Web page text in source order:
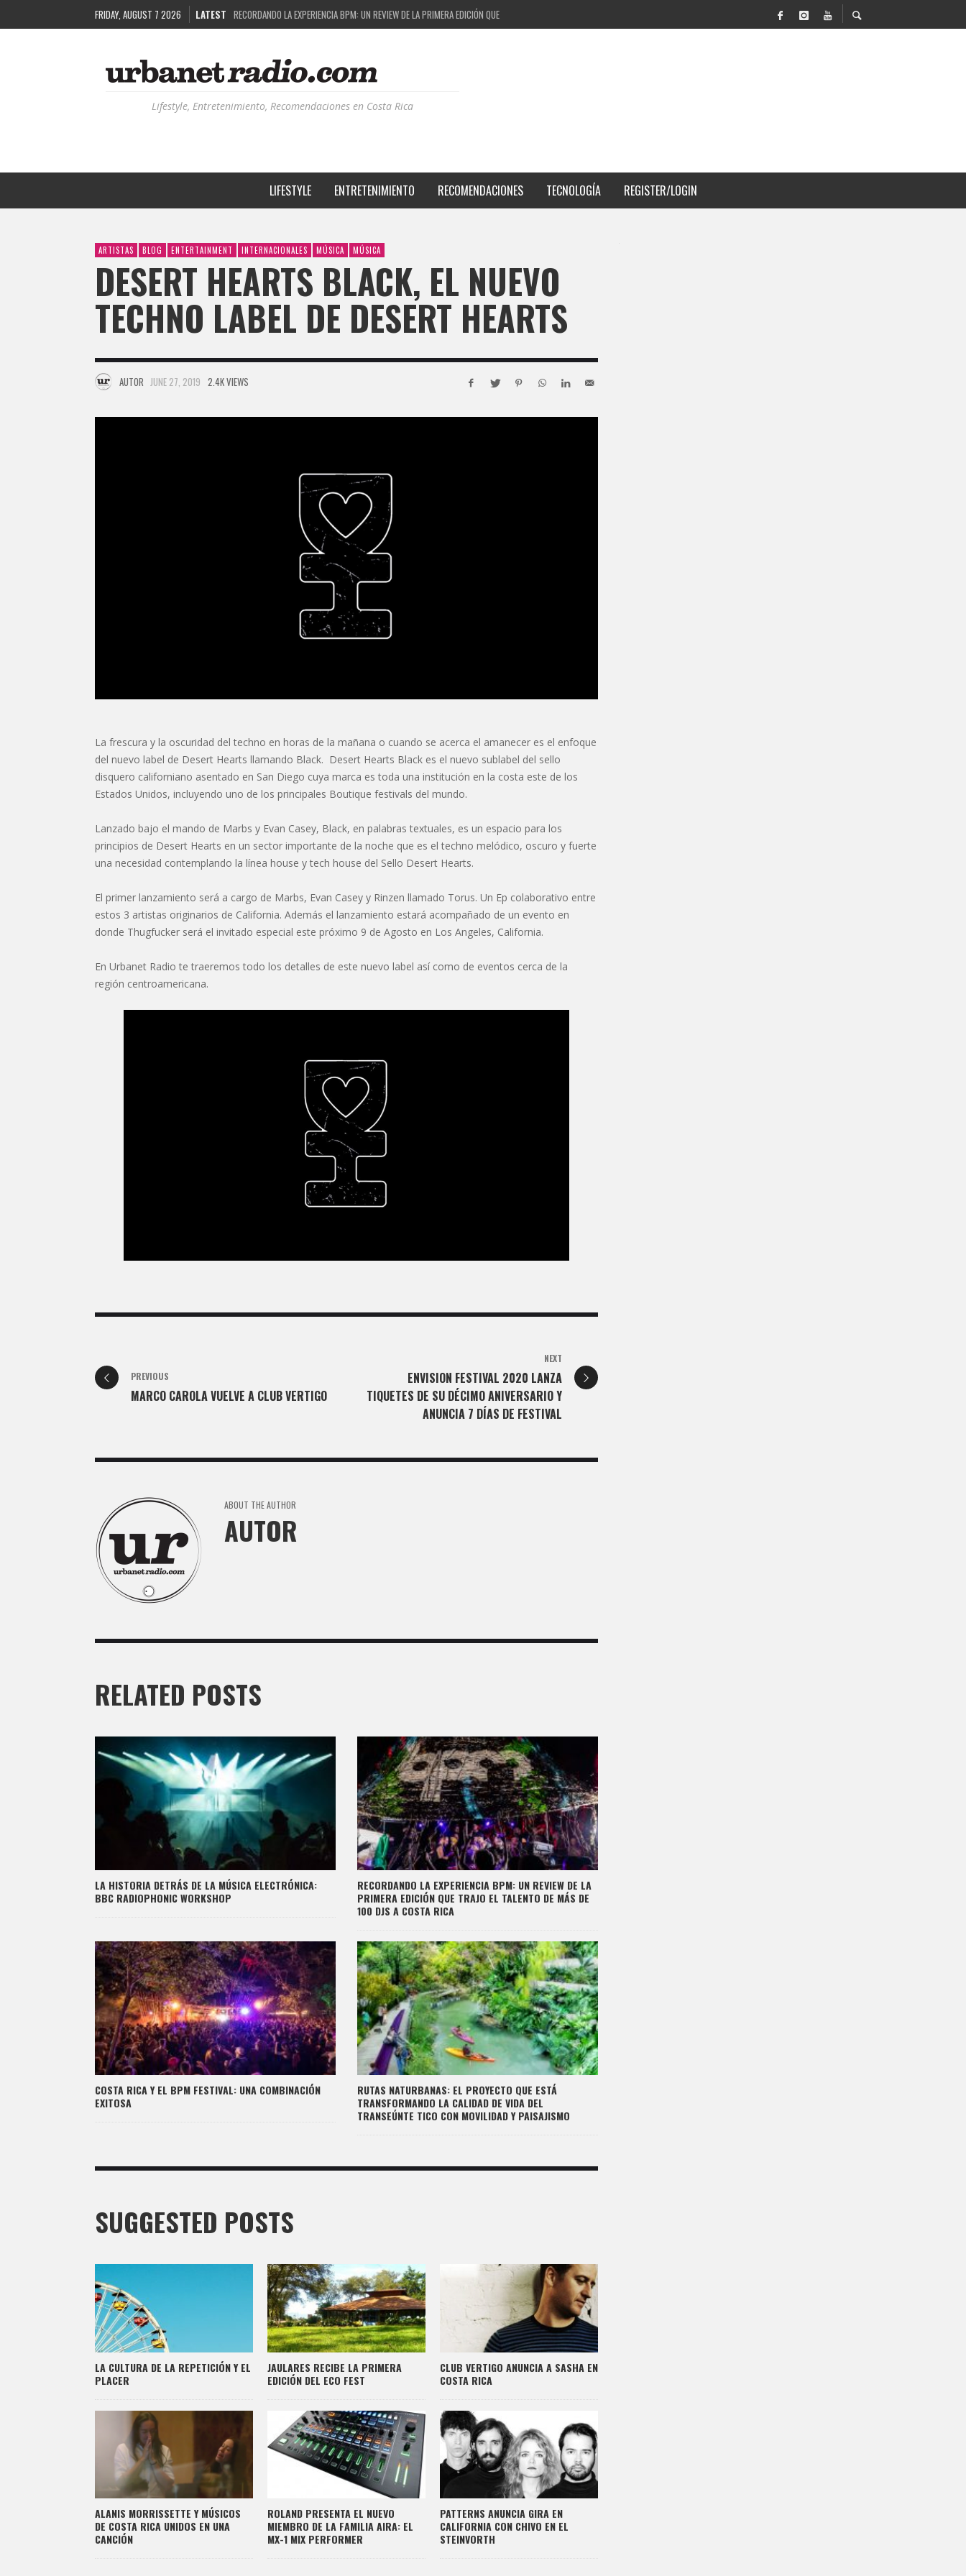
FRIDAY, AUGUST 7 2026 LATEST COSTA RICA Y EL BPM FESTIVAL: UNA COMBINACIÓN EXITOSA
RUTAS NATURBANAS: EL PROYECTO QUE ESTÁ TRANSFORMANDO LA CALIDAD DE VIDA DEL TRANSEÚNTE TICO CON MOVILIDAD Y PAISAJISMO
RECORDANDO LA EXPERIENCIA BPM: UN REVIEW DE LA PRIMERA EDICIÓN QUE TRAJO EL TALENTO DE MÁS DE 100 DJS A COSTA RICA
Lifestyle, Entretenimiento, Recomendaciones en Costa Rica
LIFESTYLE ENTRETENIMIENTO RECOMENDACIONES TECNOLOGÍA REGISTER/LOGIN
ARTISTAS BLOG ENTERTAINMENT INTERNACIONALES MÚSICA MÚSICA
DESERT HEARTS BLACK, EL NUEVO
TECHNO LABEL DE DESERT HEARTS
AUTOR JUNE 27, 2019 2.4K VIEWS
La frescura y la oscuridad del techno en horas de la mañana o cuando se acerca el amanecer es el enfoque
del nuevo label de Desert Hearts llamando Black. Desert Hearts Black es el nuevo sublabel del sello
disquero californiano asentado en San Diego cuya marca es toda una institución en la costa este de los
Estados Unidos, incluyendo uno de los principales Boutique festivals del mundo.
Lanzado bajo el mando de Marbs y Evan Casey, Black, en palabras textuales, es un espacio para los
principios de Desert Hearts en un sector importante de la noche que es el techno melódico, oscuro y fuerte
una necesidad contemplando la línea house y tech house del Sello Desert Hearts.
El primer lanzamiento será a cargo de Marbs, Evan Casey y Rinzen llamado Torus. Un Ep colaborativo entre
estos 3 artistas originarios de California. Además el lanzamiento estará acompañado de un evento en
donde Thugfucker será el invitado especial este próximo 9 de Agosto en Los Angeles, California.
En Urbanet Radio te traeremos todo los detalles de este nuevo label así como de eventos cerca de la
región centroamericana.
PREVIOUS
MARCO CAROLA VUELVE A CLUB VERTIGO
NEXT
ENVISION FESTIVAL 2020 LANZA
TIQUETES DE SU DÉCIMO ANIVERSARIO Y
ANUNCIA 7 DÍAS DE FESTIVAL
ABOUT THE AUTHOR
AUTOR
RELATED POSTS
LA HISTORIA DETRÁS DE LA MÚSICA ELECTRÓNICA:
BBC RADIOPHONIC WORKSHOP
RECORDANDO LA EXPERIENCIA BPM: UN REVIEW DE LA
PRIMERA EDICIÓN QUE TRAJO EL TALENTO DE MÁS DE
100 DJS A COSTA RICA
COSTA RICA Y EL BPM FESTIVAL: UNA COMBINACIÓN
EXITOSA
RUTAS NATURBANAS: EL PROYECTO QUE ESTÁ
TRANSFORMANDO LA CALIDAD DE VIDA DEL
TRANSEÚNTE TICO CON MOVILIDAD Y PAISAJISMO
SUGGESTED POSTS
LA CULTURA DE LA REPETICIÓN Y EL
PLACER
JAULARES RECIBE LA PRIMERA
EDICIÓN DEL ECO FEST
CLUB VERTIGO ANUNCIA A SASHA EN
COSTA RICA
ALANIS MORRISSETTE Y MÚSICOS
DE COSTA RICA UNIDOS EN UNA
CANCIÓN
ROLAND PRESENTA EL NUEVO
MIEMBRO DE LA FAMILIA AIRA: EL
MX-1 MIX PERFORMER
PATTERNS ANUNCIA GIRA EN
CALIFORNIA CON CHIVO EN EL
STEINVORTH